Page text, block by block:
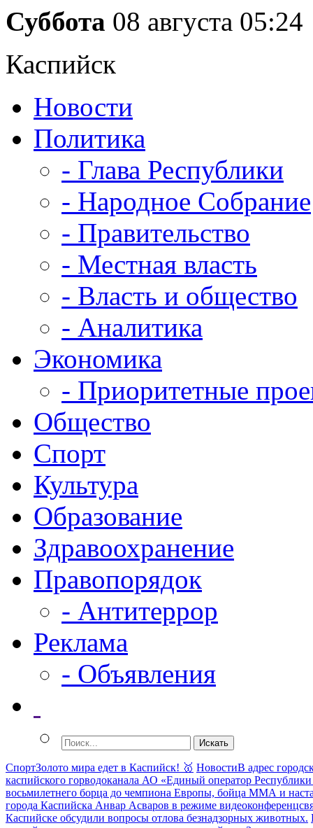
Суббота 08 августа 05:24
Каспийск
Новости
Политика
- Глава Республики
- Народное Собрание
- Правительство
- Местная власть
- Власть и общество
- Аналитика
Экономика
- Приоритетные
Общество
Спорт
Культура
Образование
Здравоохранение
Правопорядок
- Антитеррор
Реклама
- Объявления
СпортЗолото мира едет в Каспийск! 🥇 НовостиВ адрес
каспийского горводоканала АО «Единый оператор
восьмилетнего борца до чемпиона Европы, бойца ММА и
города Каспийска Анвар Асваров в режиме
Каспийске обсудили вопросы отлова безнадзорных животных.